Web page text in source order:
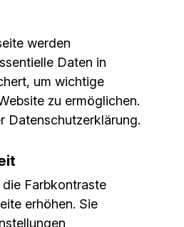
Cookies und
werden
Daten in
um wichtige
zu ermöglichen.
Datenschutzerklärung.
Farbkontraste
erhöhen. Sie
larger version